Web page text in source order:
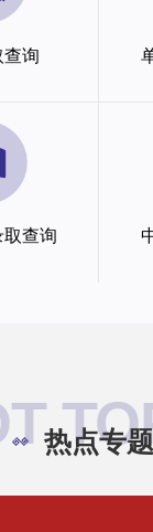
查询
查询
热点专题